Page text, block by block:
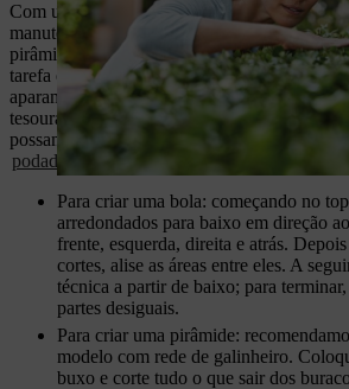
Com um pouco mais de dedicação ao
manutenção dos seus buxos, como também
pirâmides ou espirais, que não vão deixar
tarefa é mais complexa do que a maioria dos
aparamento de sebes, pelo que
tesouras manuais, embora os jardineiros
possam certamente conseguir resultados
podadora de sebes elétrica
Para criar uma bola: começando no
arredondados para baixo em direção
frente, esquerda, direita e atrás.
cortes, alise as áreas entre eles. A
técnica a partir de baixo; para
partes desiguais.
Para criar uma pirâmide:
modelo com rede de galinheiro.
buxo e corte tudo o que sair dos